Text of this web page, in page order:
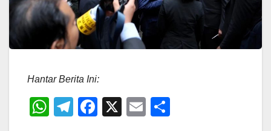
Hantar Berita Ini:
W
T
F
X
E